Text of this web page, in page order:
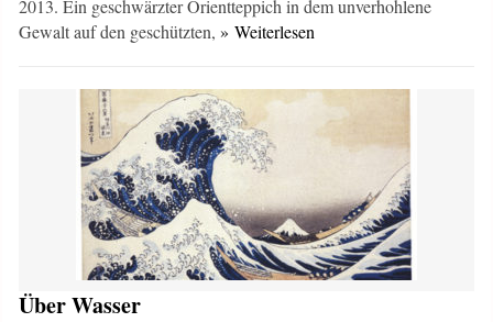
2013. Ein geschwärzter Orientteppich in dem unverhohlene
Gewalt auf den geschützten,» Weiterlesen
Über Wasser